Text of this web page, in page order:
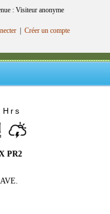
: Visiteur anonyme
Créer un compte
PR2